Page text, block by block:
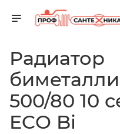
Радиатор
500/80 10
ECO Bi